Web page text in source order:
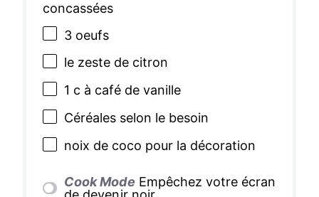
concassées
3oeufs
le zeste de citron
1 c à café de vanille
Céréales selon le besoin
noix de coco pour la décoration
Cook Mode Empêchez votre écran